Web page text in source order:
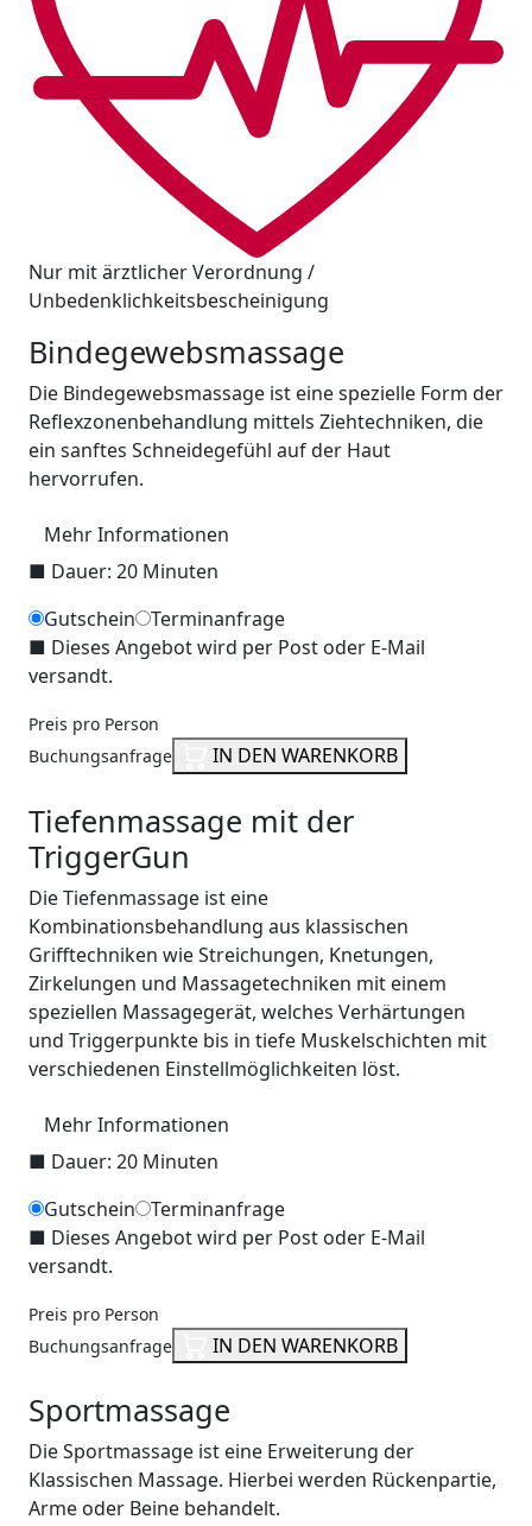
Nur mit ärztlicher Verordnung /
Unbedenklichkeitsbescheinigung
Bindegewebsmassage
Die Bindegewebsmassage ist eine spezielle Form der
Reflexzonenbehandlung mittels Ziehtechniken, die
ein sanftes Schneidegefühl auf der Haut
hervorrufen.
Mehr Informationen
■ Dauer: 20 Minuten
Gutschein
Terminanfrage
■ Dieses Angebot wird per Post oder E-Mail
versandt.
Preis pro Person
Buchungsanfrage
IN DEN WARENKORB
Tiefenmassage mit der
TriggerGun
Die Tiefenmassage ist eine
Kombinationsbehandlung aus klassischen
Grifftechniken wie Streichungen, Knetungen,
Zirkelungen und Massagetechniken mit einem
speziellen Massagegerät, welches Verhärtungen
und Triggerpunkte bis in tiefe Muskelschichten mit
verschiedenen Einstellmöglichkeiten löst.
Mehr Informationen
■ Dauer: 20 Minuten
Gutschein
Terminanfrage
■ Dieses Angebot wird per Post oder E-Mail
versandt.
Preis pro Person
Buchungsanfrage
IN DEN WARENKORB
Sportmassage
Die Sportmassage ist eine Erweiterung der
Klassischen Massage. Hierbei werden Rückenpartie,
Arme oder Beine behandelt.